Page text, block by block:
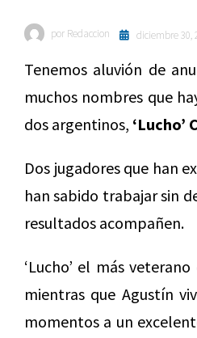
por Redaccion diciembre 30,
Tenemos aluvión de
muchos nombres que
dos argentinos, ‘Lucho’
Dos jugadores que han
han sabido trabajar sin
resultados acompañen.
‘Lucho’ el más
mientras que Agustín
momentos a un